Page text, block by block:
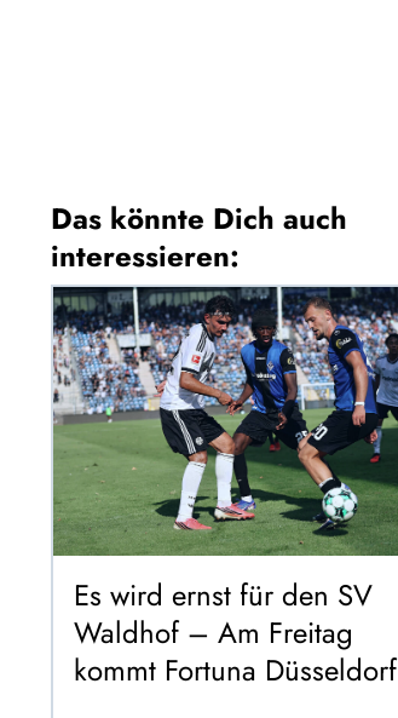
Das könnte Dich auch
interessieren:
Es wird ernst für den SV
Waldhof – Am Freitag
kommt Fortuna Düsseldorf